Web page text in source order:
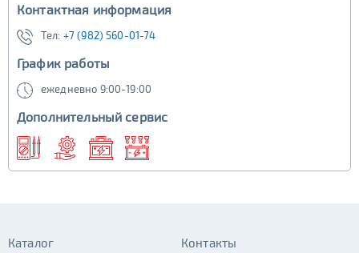
Контактная информация
Тел: +7 (982) 560-01-74
График работы
ежедневно 9:00-19:00
Дополнительный сервис
Каталог Контакты